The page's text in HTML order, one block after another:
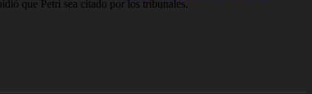
que Petri sea citado por los tribunales.